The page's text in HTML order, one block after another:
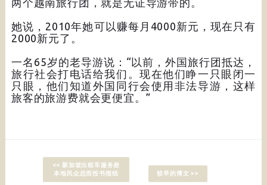
两个越南旅行团，就是无证导游带的。
她说，2010年她可以赚每月4000新元，现在只有
2000新元了。
一名65岁的老导游说：“以前，外国旅行团抵达，
旅行社会打电话给我们。现在他们睁一只眼闭一
只眼，他们知道外国同行会使用非法导游，这样
旅客的旅游费就会更便宜。”
<< 新加坡出租车服务差
本地民众忿而投书报纸
较早的博文 >>